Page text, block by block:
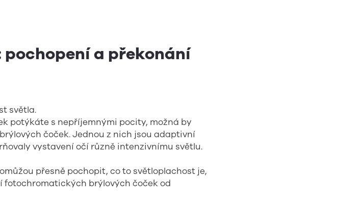
a překonání
světla.
potýkáte s nepříjemnými pocity, možná by
čoček. Jednou z nich jsou adaptivní
vystavení očí různě intenzivnímu světlu.
přesně pochopit, co to světloplachost je,
fotochromatických brýlových čoček od